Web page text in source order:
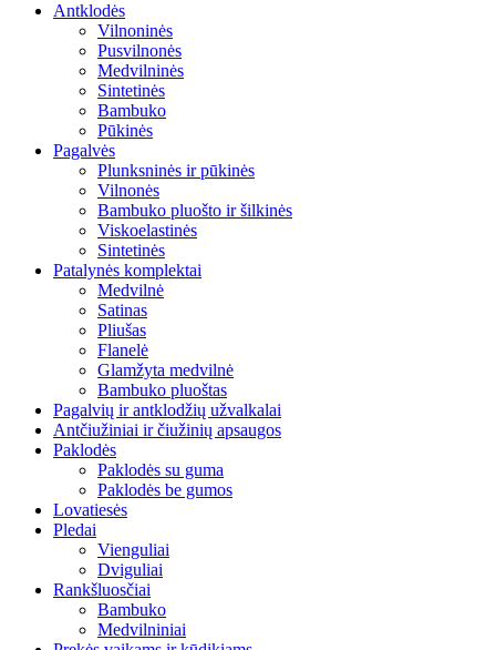
Antklodės
Vilnoninės
Pusvilnonės
Medvilninės
Sintetinės
Bambuko
Pūkinės
Pagalvės
Plunksninės ir pūkinės
Vilnonės
Bambuko pluošto ir šilkinės
Viskoelastinės
Sintetinės
Patalynės komplektai
Medvilnė
Satinas
Pliušas
Flanelė
Glamžyta medvilnė
Bambuko pluoštas
Pagalvių ir antklodžių užvalkalai
Antčiužiniai ir čiužinių apsaugos
Paklodės
Paklodės su guma
Paklodės be gumos
Lovatiesės
Pledai
Vienguliai
Dviguliai
Rankšluosčiai
Bambuko
Medvilniniai